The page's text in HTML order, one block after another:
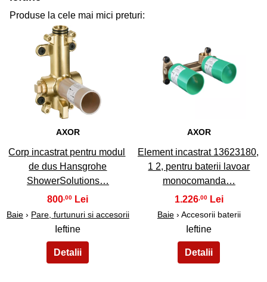
Produse la cele mai mici preturi:
31
AXOR
Corp incastrat pentru modul
de dus Hansgrohe
ShowerSolutions…
800,00
Baie› Pare, furtunuri si accesorii
Ieftine
32
AXOR
Element incastrat 13623180,
1 2, pentru baterii lavoar
monocomanda…
1.226,00
Baie› Accesorii baterii
Ieftine